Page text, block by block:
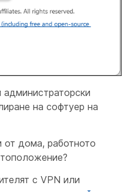
на софтуер на
от дома, работното
с VPN или